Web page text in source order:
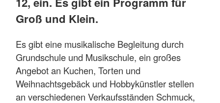
Groß und Klein.
Es gibt eine musikalische Begleitung durch
Grundschule und Musikschule, ein großes
Angebot an Kuchen, Torten und
Weihnachtsgebäck und Hobbykünstler stellen
an verschiedenen Verkaufsständen Schmuck,